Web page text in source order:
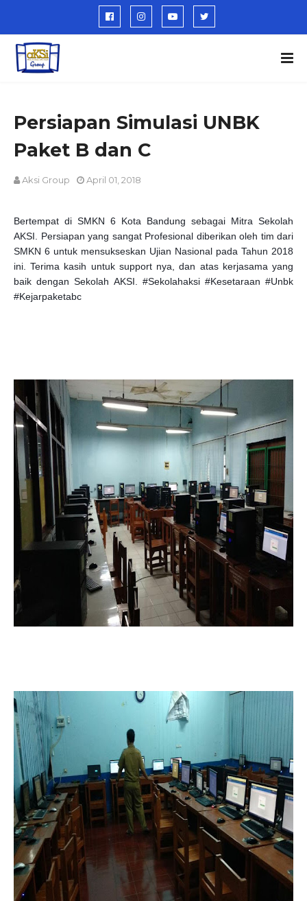
Persiapan Simulasi UNBK
Paket B dan C
Aksi Group April 01, 2018
Bertempat di SMKN 6 Kota Bandung sebagai Mitra Sekolah
AKSI. Persiapan yang sangat Profesional diberikan oleh tim dari
SMKN 6 untuk mensukseskan Ujian Nasional pada Tahun 2018
ini. Terima kasih untuk support nya, dan atas kerjasama yang
baik dengan Sekolah AKSI. #Sekolahaksi #Kesetaraan #Unbk
#Kejarpaketabc